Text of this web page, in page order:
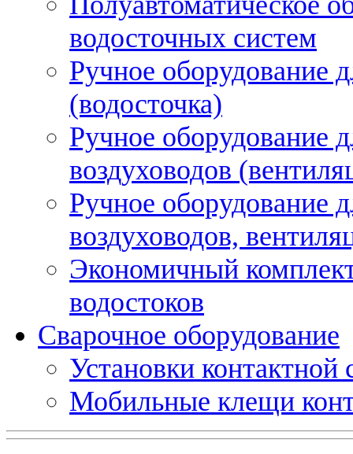
водосточных систем
Ручное оборудование
(водосточка)
Ручное оборудование
воздуховодов
Ручное оборудование
воздуховодов,
Экономичный
водостоков
Сварочное оборудование
Установки
Мобильные клещи